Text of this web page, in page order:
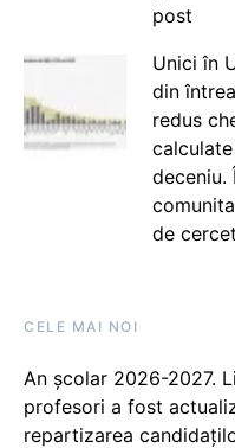
post
Unici în
din
redus
deceniu.
de
CELE MAI NOI
An școlar 2026-2027.
profesori a fost
repartizarea